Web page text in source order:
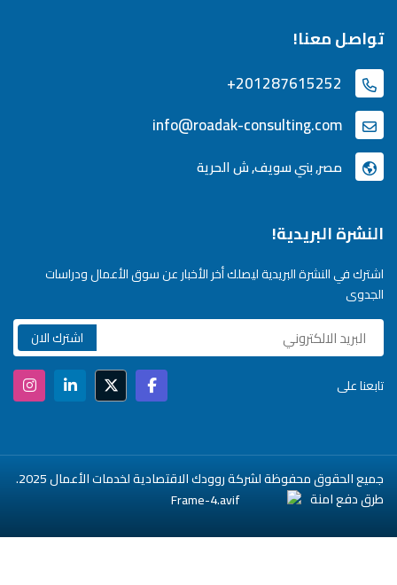
تواصل معنا!
+201287615252
info@roadak-consulting.com
مصر, بني سويف, ش الحرية
النشرة البريدية!
اشترك في النشرة البريدية ليصلك أخر الأخبار عن سوق الأعمال ودراسات
الجدوى
تابعنا على
جميع الحقوق محفوظة لشركة روودك الاقتصادية لخدمات الأعمال 2025.
طرق دفع امنة